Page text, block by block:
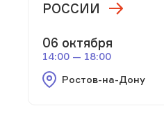
РОССИИ
06 октября
14:00 — 18:00
Ростов-на-Дону